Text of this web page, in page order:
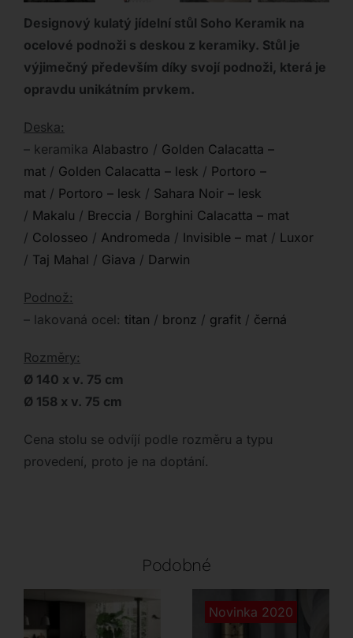
Designový kulatý jídelní stůl Soho Keramik na
ocelové podnoži s deskou z keramiky. Stůl je
výjimečný především díky svojí podnoži, která je
opravdu unikátním prvkem.
Deska:
– keramika Alabastro / Golden Calacatta –
mat/ Golden Calacatta – lesk / Portoro –
mat/ Portoro – lesk / Sahara Noir – lesk
/ Makalu / Breccia / Borghini Calacatta – mat
/ Colosseo / Andromeda / Invisible – mat/ Luxor
/ Taj Mahal / Giava / Darwin
Podnož:
– lakovaná ocel: titan / bronz / grafit/ černá
Rozměry:
Ø 140 x v. 75 cm
Ø 158 x v. 75 cm
Cena stolu se odvíjí podle rozměru a typu
provedení, proto je na doptání.
Podobné
Novinka 2020